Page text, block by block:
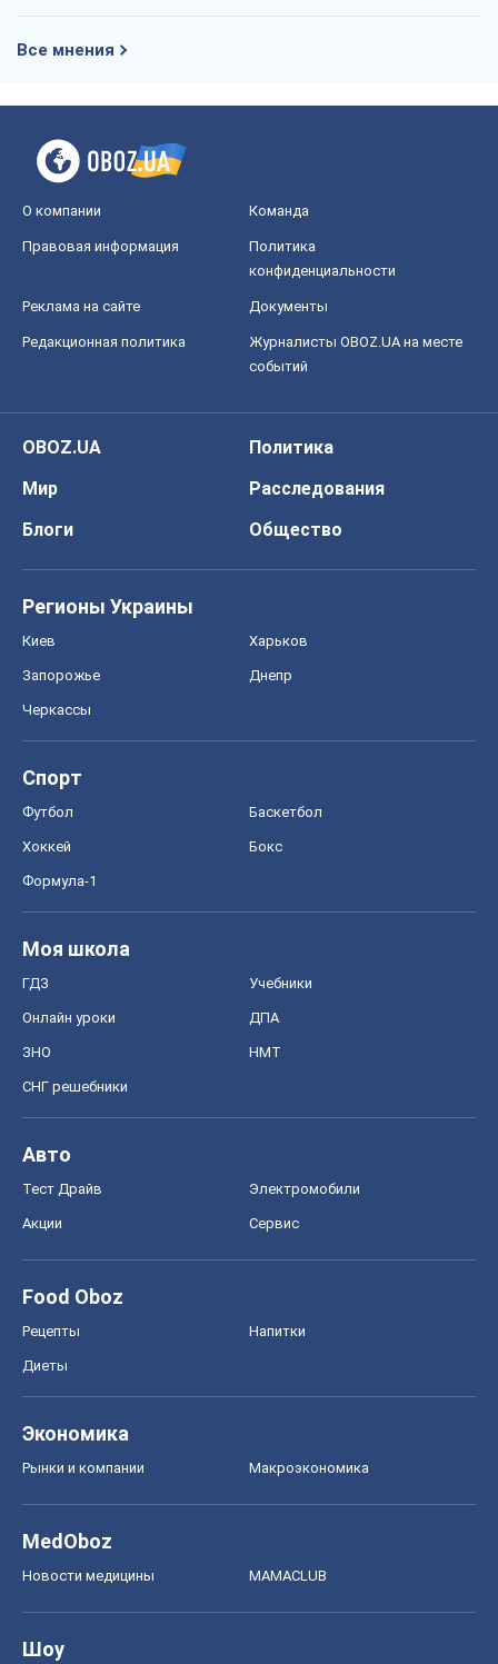
Все мнения
О компании Команда
Правовая информация
Политика
конфиденциальности
Реклама на сайте Документы
Редакционная политика
Журналисты OBOZ.UA на месте
событий
OBOZ.UA
Политика
Мир
Расследования
Блоги
Общество
Регионы Украины
Киев Харьков
Запорожье Днепр
Черкассы
Спорт
Футбол Баскетбол
Хоккей Бокс
Формула-1
Моя школа
ГДЗ Учебники
Онлайн уроки ДПА
ЗНО НМТ
СНГ решебники
Авто
Тест Драйв Электромобили
Акции Сервис
Food Oboz
Рецепты Напитки
Диеты
Экономика
Рынки и компании Mакроэкономика
MedOboz
Новости медицины MAMACLUB
Шоу